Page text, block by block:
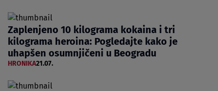
Zaplenjeno 10 kilograma kokaina i tri
kilograma heroina: Pogledajte kako je
uhapšen osumnjičeni u Beogradu
HRONIKA21.07.